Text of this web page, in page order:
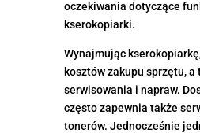
oczekiwania dotyczące
kserokopiarki.
Wynajmując
kosztów zakupu sprzętu, a
serwisowania i napraw.
często zapewnia także
tonerów. Jednocześnie